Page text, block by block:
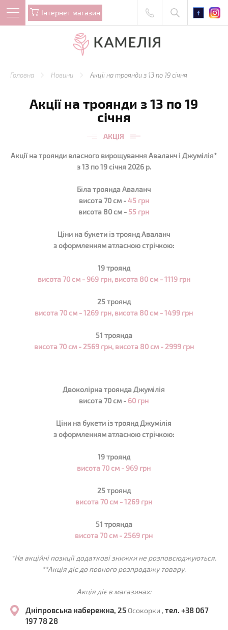
Iнтернет магазин
Головна Новини Акції на троянди з 13 по 19 січня
Акції на троянди з 13 по 19
січня
АКЦІЯ
Акції на троянди власного вирощування Аваланч і Джумілія*
з 13 по 19 січня 2026 р.
Біла троянда Аваланч
висота 70 см -45 грн
висота 80 см - 55 грн
Ціни на букети із трояндАваланч
з оформленням атласною стрічкою:
19 троянд
висота 70 см - 969 грн, висота 80 см - 1119 грн
25 троянд
висота 70 см -1269 грн, висота 80 см - 1499 грн
51 троянда
висота 70 см - 2569 грн, висота 80 см - 2999 грн
Двоколірна троянда Джумілія
висота 70 см - 60 грн
Ціни на букети із троянд Джумілія
з оформленням атласною стрічкою:
19 троянд
висота 70 см - 969 грн
25 троянд
висота 70 см -1269 грн
51 троянда
висота 70 см - 2569 грн
*На акційні позиції додаткові знижки не розповсюджуються.
**Акція діє до повного розпродажу товару.
Акція діє в магазинах:
Дніпровська набережна, 25 Осокорки , тел. +38 067
197 78 28